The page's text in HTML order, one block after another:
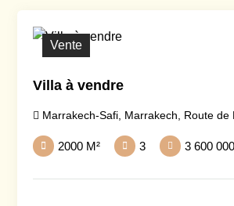
Vente
Villa à vendre
Marrakech-Safi Marrakech Route de
2000 M² 3 3 600